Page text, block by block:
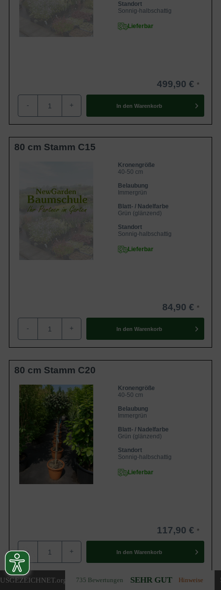
.org 735 Bewertungen SEHR GUT Hinweise
Standort
Sonnig-halbschattig
Lieferbar
499,90 €
- + In den Warenkorb
80 cm Stamm C15
Kronengröße
40-50 cm
Belaubung
Immergrün
Blatt- / Nadelfarbe
Grün (glänzend)
Standort
Sonnig-halbschattig
Lieferbar
84,90 €
- + In den Warenkorb
80 cm Stamm C20
Kronengröße
40-50 cm
Belaubung
Immergrün
Blatt- / Nadelfarbe
Grün (glänzend)
Standort
Sonnig-halbschattig
Lieferbar
117,90 €
- + In den Warenkorb